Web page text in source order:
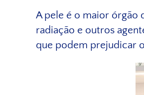
A pele é o maior órgão
radiação e outros
que podem prejudicar